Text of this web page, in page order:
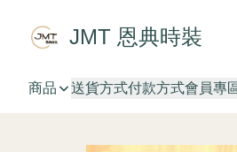
JMT 恩典時裝
商品 送貨方式付款方式會員專